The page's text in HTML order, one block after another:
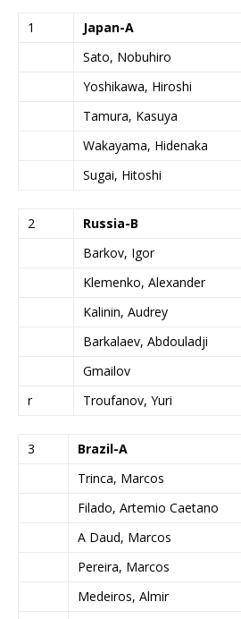
1
Japan-A
Sato, Nobuhiro
Yoshikawa, Hiroshi
Tamura, Kasuya
Wakayama, Hidenaka
Sugai, Hitoshi
2
Russia-B
Barkov, Igor
Klemenko, Alexander
Kalinin, Audrey
Barkalaev, Abdouladji
Gmailov
r
Troufanov, Yuri
3
Brazil-A
Trinca, Marcos
Filado, Artemio Caetano
A Daud, Marcos
Pereira, Marcos
Medeiros, Almir